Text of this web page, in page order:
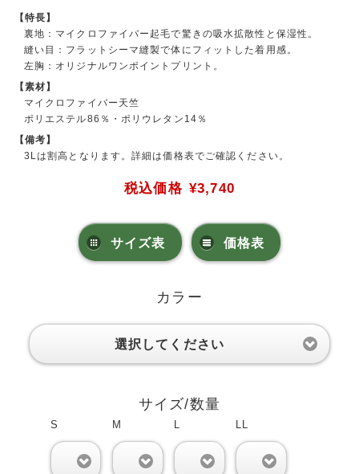
【特長】
裏地：マイクロファイバー起毛で驚きの吸水拡散性と保湿性。
縫い目：フラットシーマ縫製で体にフィットした着用感。
左胸：オリジナルワンポイントプリント。
【素材】
マイクロファイバー天竺
ポリエステル86％・ポリウレタン14％
【備考】
3Lは割高となります。詳細は価格表でご確認ください。
税込価格 ¥3,740
サイズ表 価格表
カラー
選択してください
サイズ/数量
S M L LL